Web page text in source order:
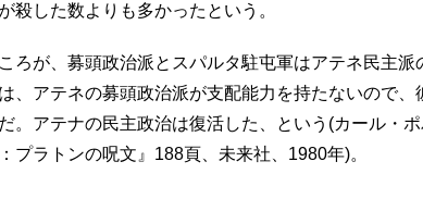
殺した数よりも多かったという。
ろが、募頭政治派とスパルタ駐屯軍はアテネ民主
、アテネの募頭政治派が支配能力を持たないので
。アテナの民主政治は復活した、という(カール・
プラトンの呪文』188頁、未来社、1980年)。